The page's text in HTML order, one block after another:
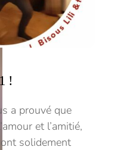
!
a prouvé que
et l’amitié,
solidement